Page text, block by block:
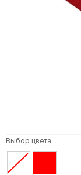
Выбор цвета